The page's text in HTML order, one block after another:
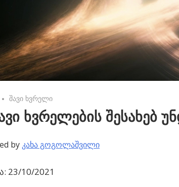
No comments
შავი ხვრელი
ხვრელების შესახებ
by კახა გოგოლაშვილი
23/10/2021